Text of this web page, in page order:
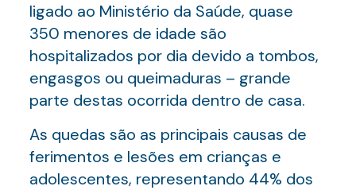
ligado ao Ministério da Saúde, quase
350 menores de idade são
hospitalizados por dia devido a tombos,
engasgos ou queimaduras – grande
parte destas ocorrida dentro de casa.
As quedas são as principais causas de
ferimentos e lesões em crianças e
adolescentes, representando 44% dos